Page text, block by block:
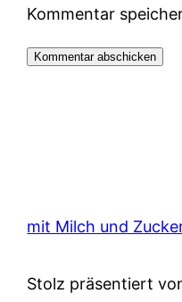
Kommentar
mit Milch und
Stolz präsentiert